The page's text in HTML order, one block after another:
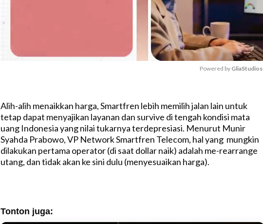
u
t
e
Powered by GliaStudios
Alih-alih menaikkan harga, Smartfren lebih memilih jalan lain untuk
tetap dapat menyajikan layanan dan survive di tengah kondisi mata
uang Indonesia yang nilai tukarnya terdepresiasi. Menurut Munir
Syahda Prabowo, VP Network Smartfren Telecom, hal yang mungkin
dilakukan pertama operator (di saat dollar naik) adalah me-rearrange
utang, dan tidak akan ke sini dulu (menyesuaikan harga).
Tonton juga: